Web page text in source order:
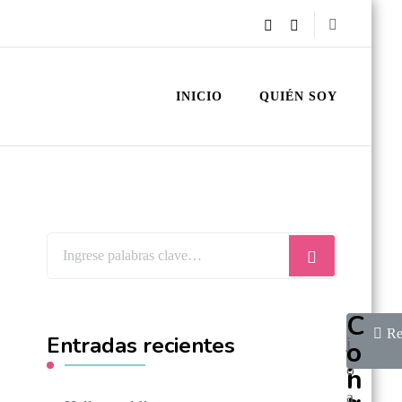
INICIO QUIÉN SOY
Entradas recientes
P
s
i
C
o
n
j
o
a